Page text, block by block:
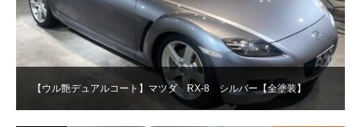
【ウル艶デュアルコート】マツダ RX-8 シルバー【全塗装】